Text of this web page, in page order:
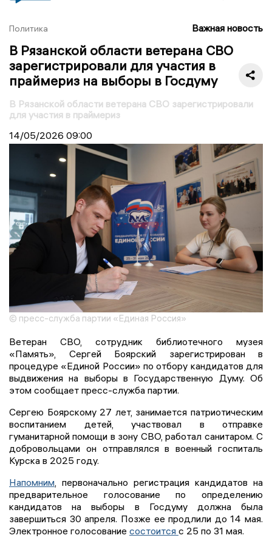
Политика Важная новость
В Рязанской области ветерана СВО
зарегистрировали для участия в
праймериз на выборы в Госдуму
В Рязанской области ветерана СВО зарегистрировали
для участия в праймериз
14/05/2026 09:00
© пресс-служба партии «Единая Россия»
Ветеран СВО, сотрудник библиотечного музея
«Память», Сергей Боярский зарегистрирован в
процедуре «Единой России» по отбору кандидатов для
выдвижения на выборы в Государственную Думу. Об
этом сообщает пресс-служба партии.
Сергею Боярскому 27 лет, занимается патриотическим
воспитанием детей, участвовал в отправке
гуманитарной помощи в зону СВО, работал санитаром. С
добровольцами он отправлялся в военный госпиталь
Курска в 2025 году.
Напомним, первоначально регистрация кандидатов на
предварительное голосование по определению
кандидатов на выборы в Госдуму должна была
завершиться 30 апреля. Позже ее продлили до 14 мая.
Электронное голосование состоится с 25 по 31 мая.